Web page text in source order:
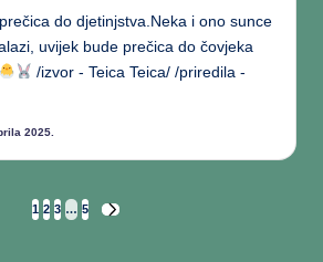
do djetinjstva.Neka i ono sunce
uvijek bude prečica do čovjeka
/izvor - Teica Teica/ /priredila -
2025.
1 2 3 … 5